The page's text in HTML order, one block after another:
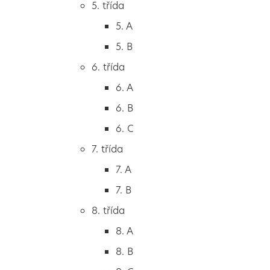
2. B
3. A
4. A
5. A
5. třída
5. A
5. B
6. třída
6. A
6. B
6. C
7. třída
7. A
7. B
8. třída
8. A
8. B